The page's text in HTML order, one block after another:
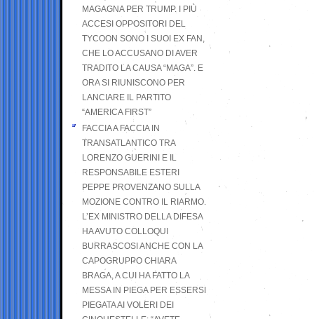
MAGAGNA PER TRUMP. I PIÙ
ACCESI OPPOSITORI DEL
TYCOON SONO I SUOI EX FAN,
CHE LO ACCUSANO DI AVER
TRADITO LA CAUSA “MAGA”. E
ORA SI RIUNISCONO PER
LANCIARE IL PARTITO
“AMERICA FIRST”
FACCIA A FACCIA IN
TRANSATLANTICO TRA
LORENZO GUERINI E IL
RESPONSABILE ESTERI
PEPPE PROVENZANO SULLA
MOZIONE CONTRO IL RIARMO.
L’EX MINISTRO DELLA DIFESA
HA AVUTO COLLOQUI
BURRASCOSI ANCHE CON LA
CAPOGRUPPO CHIARA
BRAGA, A CUI HA FATTO LA
MESSA IN PIEGA PER ESSERSI
PIEGATA AI VOLERI DEI